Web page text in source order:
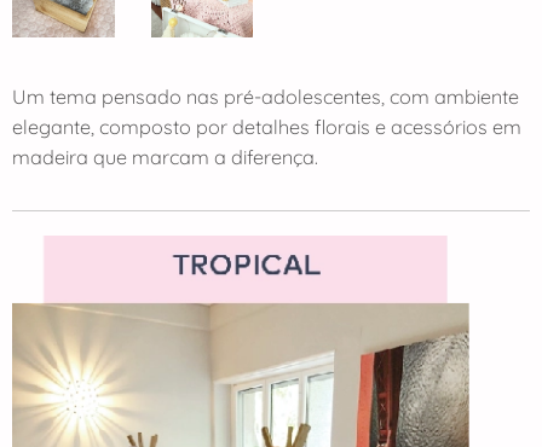
Um tema pensado nas pré-adolescentes, com ambiente
elegante, composto por detalhes florais e acessórios em
madeira que marcam a diferença.